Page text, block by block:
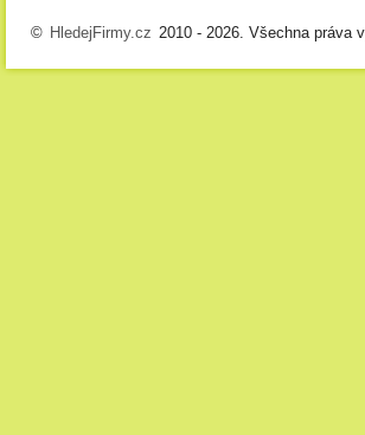
© HledejFirmy.cz 2010 - 2026. Všechna práva